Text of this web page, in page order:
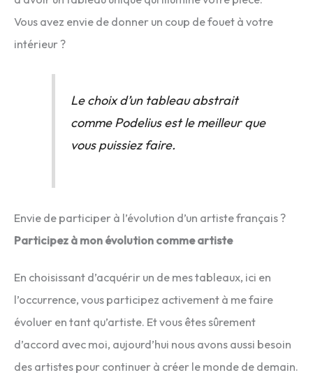
Vous avez envie de donner un coup de fouet à votre
intérieur ?
Le choix d’un tableau abstrait
comme Podelius est le meilleur que
vous puissiez faire.
Envie de participer à l’évolution d’un artiste français ?
Participez à mon évolution comme artiste
En choisissant d’acquérir un de mes tableaux, ici en
l’occurrence, vous participez activement à me faire
évoluer en tant qu’artiste. Et vous êtes sûrement
d’accord avec moi, aujourd’hui nous avons aussi besoin
des artistes pour continuer à créer le monde de demain.